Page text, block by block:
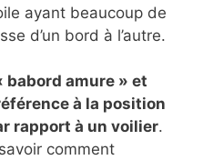
ayant beaucoup de
d’un bord à l’autre.
babord amure » et
à la position
rapport à un voilier.
comment